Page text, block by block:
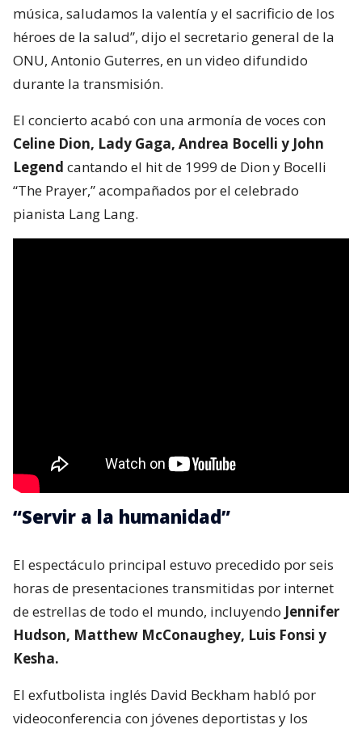
música, saludamos la valentía y el sacrificio de los
héroes de la salud”, dijo el secretario general de la
ONU, Antonio Guterres, en un video difundido
durante la transmisión.
El concierto acabó con una armonía de voces con
Celine Dion, Lady Gaga, Andrea Bocelli y John
Legend cantando el hit de 1999 de Dion y Bocelli
“The Prayer,” acompañados por el celebrado
pianista Lang Lang.
“Servir a la humanidad”
El espectáculo principal estuvo precedido por seis
horas de presentaciones transmitidas por internet
de estrellas de todo el mundo, incluyendo Jennifer
Hudson, Matthew McConaughey, Luis Fonsi y
Kesha.
El exfutbolista inglés David Beckham habló por
videoconferencia con jóvenes deportistas y los